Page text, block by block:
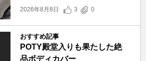
2026年8月8日
3 0
おすすめ記事
POTY殿堂入りも果たした絶
品ボディカバー